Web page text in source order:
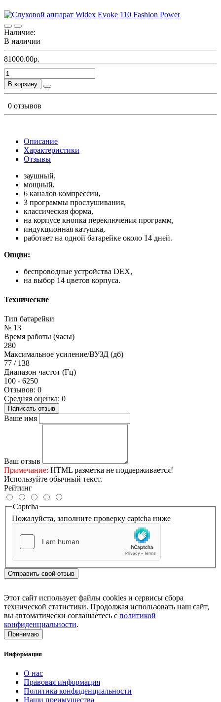
Наличие:
В наличии
81000.00р.
В корзину
0 отзывов
Описание
Характеристики
Отзывы
заушный,
мощный,
6 каналов компрессии,
3 программы прослушивания,
классическая форма,
на корпусе кнопка переключения программ,
индукционная катушка,
работает на одной батарейке около 14 дней.
Опции:
беспроводные устройства DEX,
на выбор 14 цветов корпуса.
Технические
Тип батарейки
№ 13
Время работы (часы)
280
Максимальное усиление/ВУЗД (дб)
77 / 138
Диапазон частот (Гц)
100 - 6250
Отзывов: 0
Средняя оценка: 0
Написать отзыв
Ваше имя
Ваш отзыв
Примечание: HTML разметка не поддерживается!
Используйте обычный текст.
Рейтинг
Captcha
Пожалуйста, заполните проверку captcha ниже
Отправить свой отзыв
Этот сайт использует файлы cookies и сервисы сбора
технической статистики. Продолжая использовать наш сайт,
вы автоматически соглашаетесь с политикой
конфиденциальности.
Принимаю
Информация
О нас
Правовая информация
Политика конфиденциальности
Наши преимущества